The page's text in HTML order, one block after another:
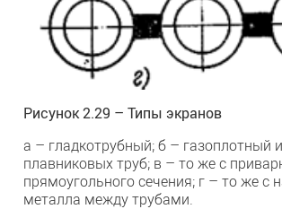
Рисунок 2.29 – Типы экранов
а – гладкотрубный; б – газоплотный
плавниковых труб; в – то же с
прямоугольного сечения; г – то же с
металла между трубами.